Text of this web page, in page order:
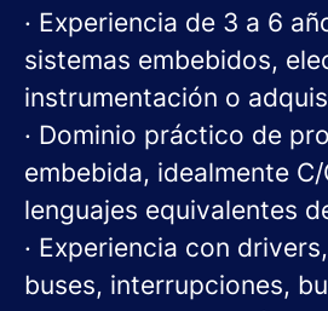
· Experiencia de 3 a 6
sistemas embebidos,
instrumentación o
· Dominio práctico de
embebida, idealmente
lenguajes equivalentes
· Experiencia con
buses, interrupciones,